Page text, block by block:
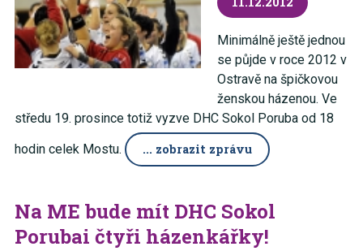
Minimálně ještě jednou
se půjde v roce 2012 v
Ostravě na špičkovou
ženskou házenou. Ve
středu 19. prosince totiž vyzve DHC Sokol Poruba od 18
hodin celek Mostu.
... zobrazit zprávu
Na ME bude mít DHC Sokol
Porubai čtyři házenkářky!